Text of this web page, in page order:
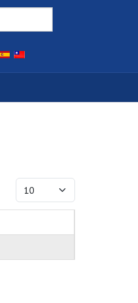
表示数